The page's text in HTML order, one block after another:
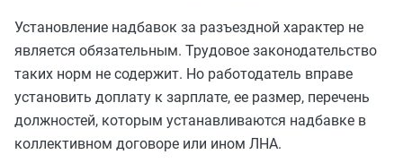
Установление надбавок за разъездной характер не
является обязательным. Трудовое законодательство
таких норм не содержит. Но работодатель вправе
установить доплату к зарплате, ее размер, перечень
должностей, которым устанавливаются надбавке в
коллективном договоре или ином ЛНА.